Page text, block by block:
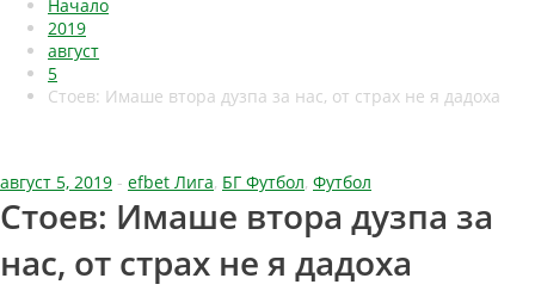
Начало
2019
август
5
Стоев: Имаше втора дузпа за нас, от страх не я дадоха
август 5, 2019 - efbet Лига, БГ Футбол, Футбол
Стоев: Имаше втора дузпа за
нас, от страх не я дадоха